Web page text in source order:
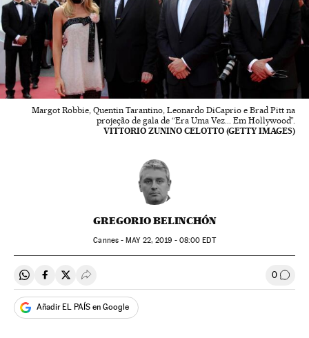
Margot Robbie, Quentin Tarantino, Leonardo DiCaprio e Brad Pitt na
projeção de gala de “Era Uma Vez... Em Hollywood”.
VITTORIO ZUNINO CELOTTO (GETTY IMAGES)
GREGORIO BELINCHÓN
Cannes -MAY22, 2019 - 08:00 EDT
Compartir en Whatsapp
Compartir en Facebook
Compartir en Twitter
Desplegar Redes Sociales 0
Añadir EL PAÍS en Google